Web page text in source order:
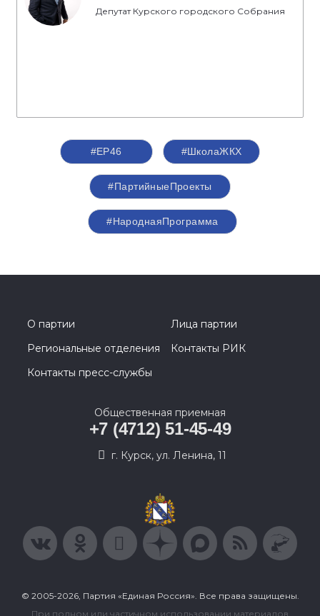
Депутат Курского городского Собрания
#ЕР46 #ШколаЖКХ
#ПартийныеПроекты
#НароднаяПрограмма
О партии
Лица партии
Региональные отделения
Контакты РИК
Контакты пресс-службы
Общественная приемная
+7 (4712) 51-45-49
г. Курск, ул. Ленина, 11
© 2005-2026, Партия «Единая Россия». Все права защищены.
При полном или частичном использовании материалов